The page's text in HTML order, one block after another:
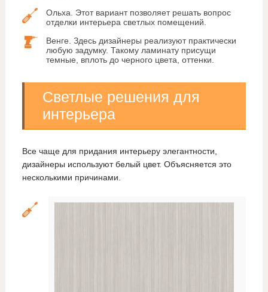
Ольха. Этот вариант позволяет решать вопрос
отделки интерьера светлых помещений.
Венге. Здесь дизайнеры реализуют практически
любую задумку. Такому ламинату присущи
темные, вплоть до черного цвета, оттенки.
Светлые решения для
интерьера
Все чаще для придания интерьеру элегантности,
дизайнеры используют белый цвет. Объясняется это
несколькими причинами.